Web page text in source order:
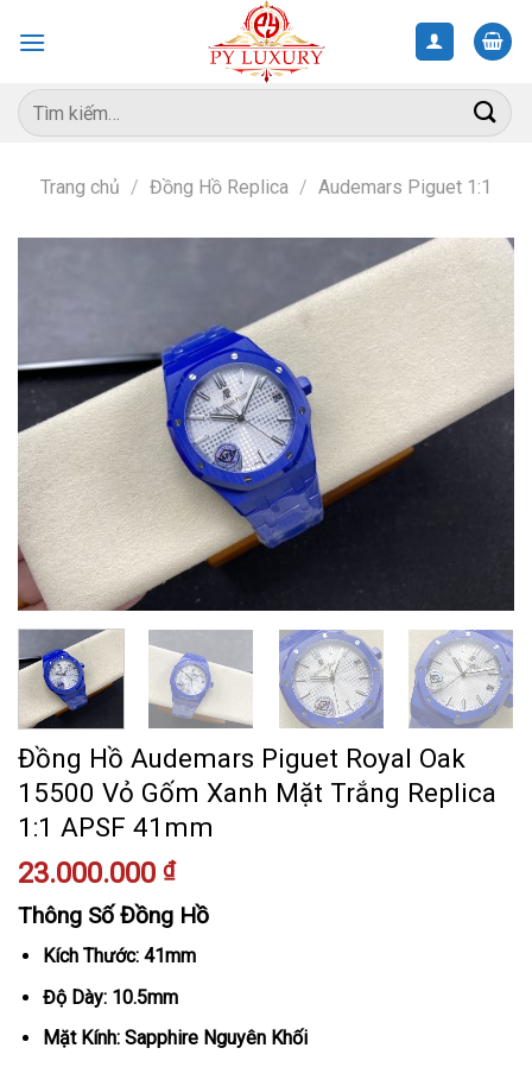
Tìm
kiếm:
Trang chủ / Đồng Hồ Replica / Audemars Piguet 1:1
Đồng Hồ Audemars Piguet Royal Oak
15500 Vỏ Gốm Xanh Mặt Trắng Replica
1:1 APSF 41mm
23.000.000 ₫
Thông Số Đồng Hồ
Kích Thước: 41mm
Độ Dày: 10.5mm
Mặt Kính: Sapphire Nguyên Khối